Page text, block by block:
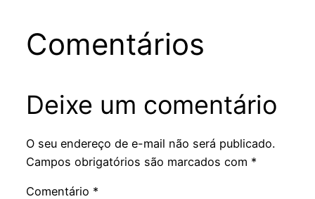
Comentários
Deixe um comentário
O seu endereço de e-mail não será publicado.
Campos obrigatórios são marcados com *
Comentário *